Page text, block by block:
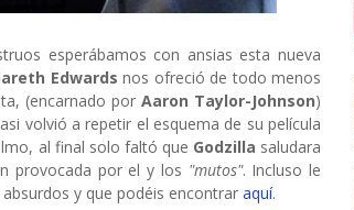
esperábamos con ansias esta nueva
Edwards nos ofreció de todo menos
(encarnado por Aaron Taylor-Johnson)
volvió a repetir el esquema de su película
al final solo faltó que Godzilla saludara
provocada por el y los "mutos". Incluso le
y que podéis encontrar aquí.